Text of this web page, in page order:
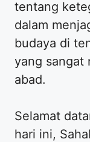
tentang
dalam
budaya di
yang sangat
abad.
Selamat
hari ini,